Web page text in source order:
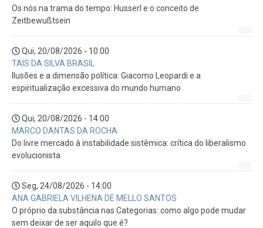
Os nós na trama do tempo: Husserl e o conceito de
Zeitbewußtsein
Qui, 20/08/2026 - 10:00
TAIS DA SILVA BRASIL
Ilusões e a dimensão política: Giacomo Leopardi e a
espiritualização excessiva do mundo humano
Qui, 20/08/2026 - 14:00
MARCO DANTAS DA ROCHA
Do livre mercado à instabilidade sistêmica: crítica do liberalismo
evolucionista
Seg, 24/08/2026 - 14:00
ANA GABRIELA VILHENA DE MELLO SANTOS
O próprio da substância nas Categorias: como algo pode mudar
sem deixar de ser aquilo que é?